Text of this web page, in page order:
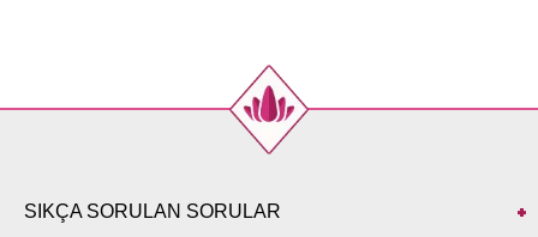
SIKÇA SORULAN SORULAR